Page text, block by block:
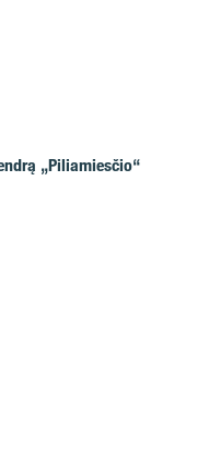
„Piliamiesčio“